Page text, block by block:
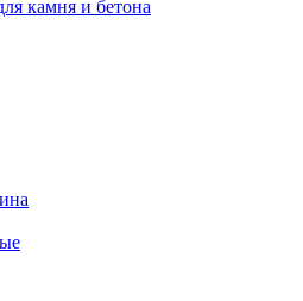
камня и бетона